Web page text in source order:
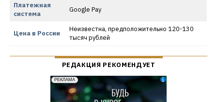
Платежная
система
Google Pay
Цена в России
Неизвестна, предположительно 120-130
тысяч рублей